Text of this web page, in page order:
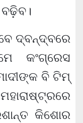
ଦ୍ବନ୍ଦ୍ବରେ
କଂଗ୍ରେସ
ବି ଟିମ୍
କିଶୋର